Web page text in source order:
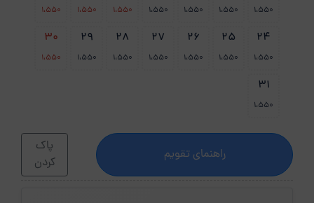
1،550 1،550 1،550 1،550 1،550 1،550 1،550
24
1،550
25
1،550
26
1،550
27
1،550
28
1،550
29
1،550
30
1،550
31
1،550
راهنمای تقویم
پاک
کردن